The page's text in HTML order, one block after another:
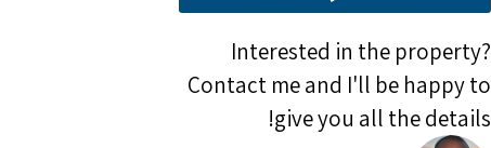
Interested in the property?
Contact me and I'll be happy to
give you all the details!